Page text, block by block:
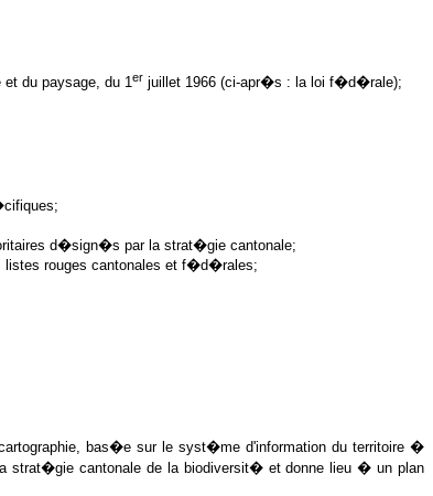
du paysage, du 1er juillet 1966 (ci-apr�s : la loi f�d�rale);
d�sign�s par la strat�gie cantonale;
rouges cantonales et f�d�rales;
bas�e sur le syst�me d'information du territoire �
strat�gie cantonale de la biodiversit� et donne lieu � un plan